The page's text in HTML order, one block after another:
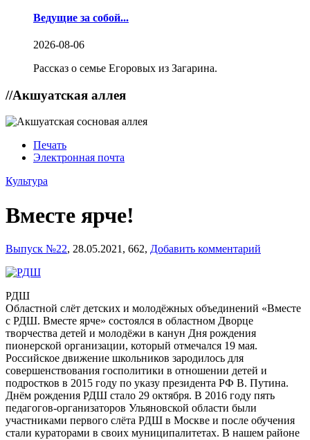
Ведущие за собой...
2026-08-06
Рассказ о семье Егоровых из Загарина.
//Акшуатская аллея
Печать
Электронная почта
Культура
Вместе ярче!
Выпуск №22, 28.05.2021, 662, Добавить комментарий
РДШ
Областной слёт детских и молодёжных объединений «Вместе
с РДШ. Вместе ярче» состоялся в областном Дворце
творчества детей и молодёжи в канун Дня рождения
пионерской организации, который отмечался 19 мая.
Российское движение школьников зародилось для
совершенствования госполитики в отношении детей и
подростков в 2015 году по указу президента РФ В. Путина.
Днём рождения РДШ стало 29 октября. В 2016 году пять
педагогов-организаторов Ульяновской области были
участниками первого слёта РДШ в Москве и после обучения
стали кураторами в своих муниципалитетах. В нашем районе